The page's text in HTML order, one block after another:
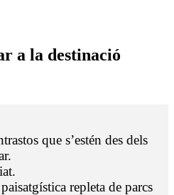
a la destinació
que s’estén des dels
repleta de parcs